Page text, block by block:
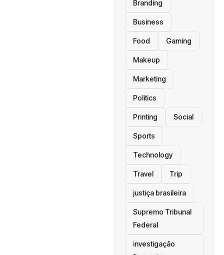
Branding
Business
Food Gaming
Makeup
Marketing
Politics
Printing Social
Sports
Technology
Travel Trip
justiça brasileira
Supremo Tribunal
Federal
investigação